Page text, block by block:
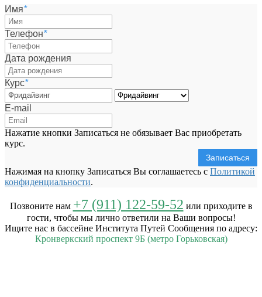
Имя*
Телефон*
Дата рождения
Курс*
E-mail
Нажатие кнопки Записаться не обязывает Вас приобретать
курс.
Записаться
Нажимая на кнопку Записаться Вы соглашаетесь с Политикой
конфиденциальности.
Позвоните нам +7 (911) 122-59-52 или приходите в
гости, чтобы мы лично ответили на Ваши вопросы!
Ищите нас в бассейне Института Путей Сообщения по адресу:
Кронверкский проспект 9Б (метро Горьковская)